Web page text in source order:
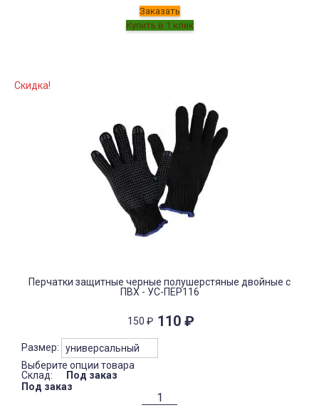
Заказать
Перчатки защитные черные полушерстяные двойные с
ПВХ - УС-ПЕР116
150 ₽ 110 ₽
Размер:
Выберите опции товара
Склад:
Под заказ
Под заказ
Скидка!